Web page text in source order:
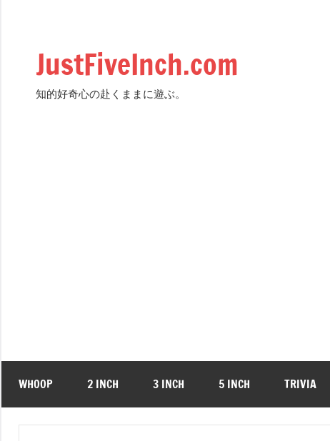
JustFiveInch.com
知的好奇心の赴くままに遊ぶ。
WHOOP 2 INCH 3 INCH 5 INCH TRIVIA